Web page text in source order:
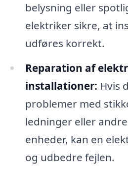
belysning eller
elektriker sikre, at
udføres korrekt.
Reparation af
installationer: Hvis
problemer med
ledninger eller
enheder, kan en
og udbedre fejlen.